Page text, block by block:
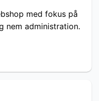
med fokus på
nem administration.